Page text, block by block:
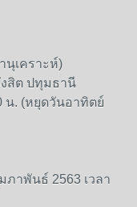
นุเคราะห์)
งสิต ปทุมธานี
น. (หยุดวันอาทิตย์
าพันธ์ 2563 เวลา